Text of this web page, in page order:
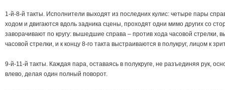
1-й-8-й такты. Исполнители выходят из последних кулис: четыре пары
ходом и двигаются вдоль задника сцены, проходят одни мимо других со
заворачивают по кругу: вышедшие справа – против хода часовой стрелки,
часовой стрелки, и к концу 8-го такта выстраиваются в полукруг, лицом к
9-й-11-й такты. Каждая пара, оставаясь в полукруге, не разъединяя рук,
влево, делая один полный поворот.